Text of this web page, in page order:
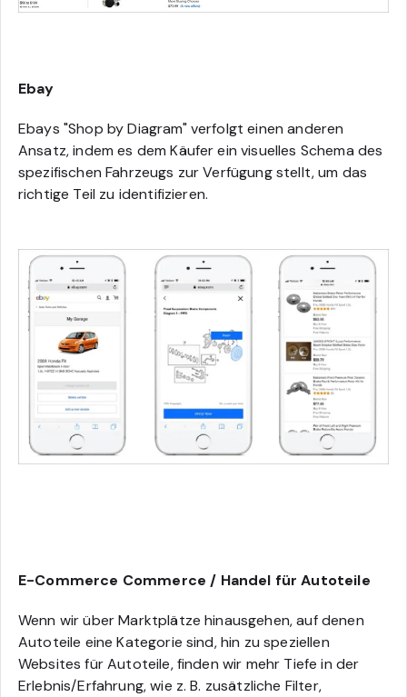
Ebay
Ebays "Shop by Diagram" verfolgt einen anderen
Ansatz, indem es dem Käufer ein visuelles Schema des
spezifischen Fahrzeugs zur Verfügung stellt, um das
richtige Teil zu identifizieren.
E-Commerce Commerce / Handel für Autoteile
Wenn wir über Marktplätze hinausgehen, auf denen
Autoteile eine Kategorie sind, hin zu speziellen
Websites für Autoteile, finden wir mehr Tiefe in der
Erlebnis/Erfahrung, wie z. B. zusätzliche Filter,